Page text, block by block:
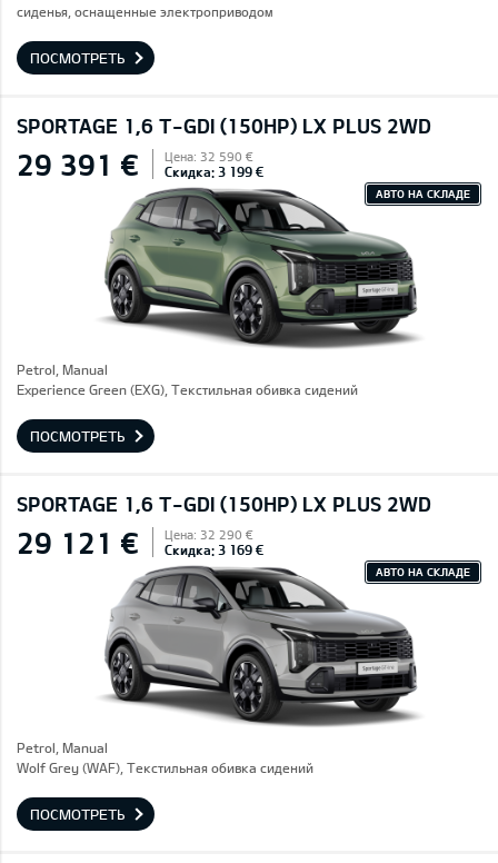
сиденья, оснащенные электроприводом
ПОСМОТРЕТЬ
SPORTAGE 1,6 T-GDI (150HP) LX PLUS 2WD
29 391 € Цена: 32 590 €
Скидка: 3 199 €
АВТО НА СКЛАДЕ
Petrol, Manual
Experience Green (EXG), Текстильная обивка сидений
ПОСМОТРЕТЬ
SPORTAGE 1,6 T-GDI (150HP) LX PLUS 2WD
29 121 € Цена: 32 290 €
Скидка: 3 169 €
АВТО НА СКЛАДЕ
Petrol, Manual
Wolf Grey (WAF), Текстильная обивка сидений
ПОСМОТРЕТЬ